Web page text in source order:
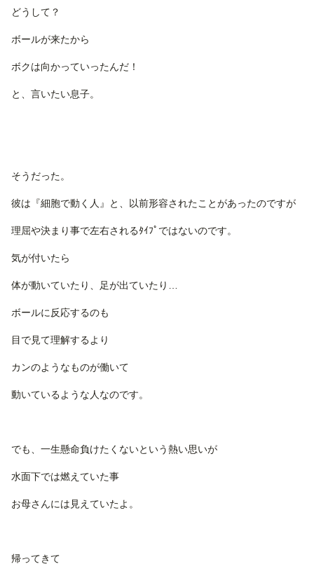
どうして？
ボールが来たから
ボクは向かっていったんだ！
と、言いたい息子。
そうだった。
彼は『細胞で動く人』と、以前形容されたことがあったのですが
理屈や決まり事で左右されるﾀｲﾌﾟではないのです。
気が付いたら
体が動いていたり、足が出ていたり…
ボールに反応するのも
目で見て理解するより
カンのようなものが働いて
動いているような人なのです。
でも、一生懸命負けたくないという熱い思いが
水面下では燃えていた事
お母さんには見えていたよ。
帰ってきて